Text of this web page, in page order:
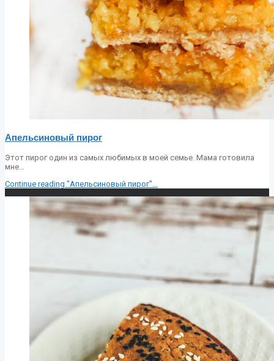
Апельсиновый пирог
Этот пирог один из самых любимых в моей семье. Мама готовила
мне…
Continue reading "Апельсиновый пирог"…